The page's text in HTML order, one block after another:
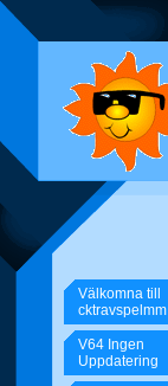
Välkomna till
cktravspelmm
V64 Ingen
Uppdatering